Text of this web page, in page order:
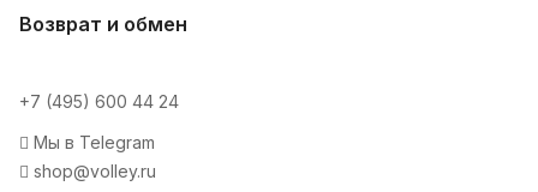
Возврат и обмен
+7 (495) 600 44 24
Мы в Telegram
shop@volley.ru